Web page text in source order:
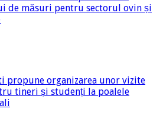
de măsuri pentru sectorul ovin și
propune organizarea unor vizite
tineri și studenți la poalele